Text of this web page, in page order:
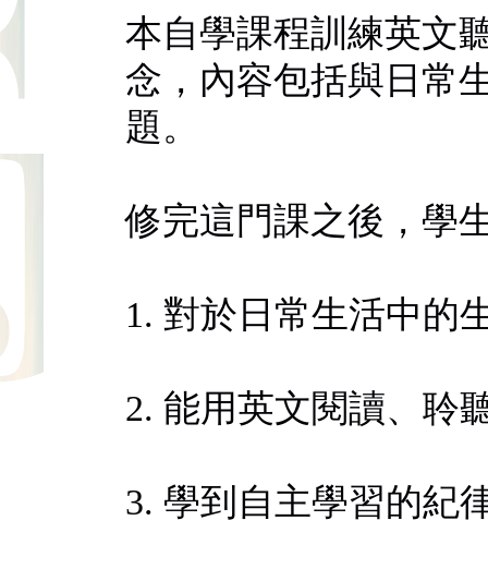
本自學課程訓練英文
念，內容包括與日常
題。
修完這門課之後，學
1. 對於日常生活中的
2. 能用英文閱讀、聆
3. 學到自主學習的紀